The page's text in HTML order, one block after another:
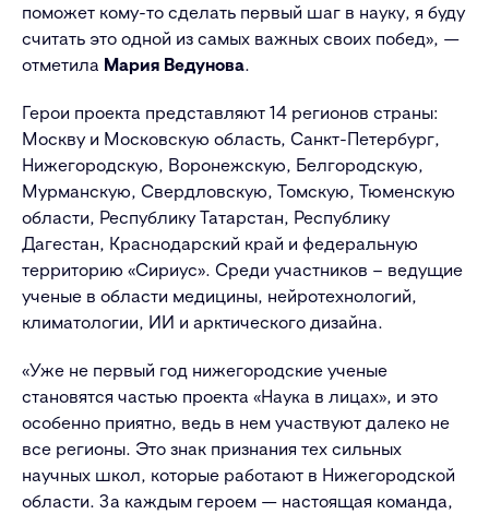
поможет кому-то сделать первый шаг в науку, я буду
считать это одной из самых важных своих побед», —
отметила Мария Ведунова.
Герои проекта представляют 14 регионов страны:
Москву и Московскую область, Санкт-Петербург,
Нижегородскую, Воронежскую, Белгородскую,
Мурманскую, Свердловскую, Томскую, Тюменскую
области, Республику Татарстан, Республику
Дагестан, Краснодарский край и федеральную
территорию «Сириус». Среди участников – ведущие
ученые в области медицины, нейротехнологий,
климатологии, ИИ и арктического дизайна.
«Уже не первый год нижегородские ученые
становятся частью проекта «Наука в лицах», и это
особенно приятно, ведь в нем участвуют далеко не
все регионы. Это знак признания тех сильных
научных школ, которые работают в Нижегородской
области. За каждым героем — настоящая команда,